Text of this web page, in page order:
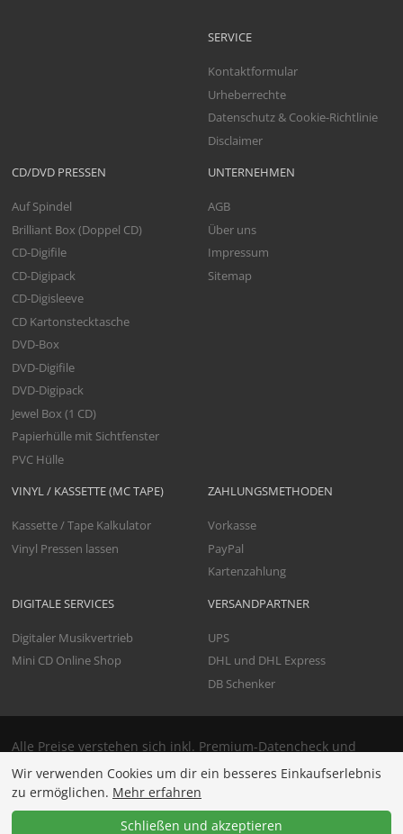
VINYL / KASSETTE (MC TAPE)
Kassette / Tape Kalkulator
Vinyl Pressen lassen
DIGITALE SERVICES
Digitaler Musikvertrieb
Mini CD Online Shop
CD/DVD PRESSEN
Auf Spindel
Brilliant Box (Doppel CD)
CD-Digifile
CD-Digipack
CD-Digisleeve
CD Kartonstecktasche
DVD-Box
DVD-Digifile
DVD-Digipack
Jewel Box (1 CD)
Papierhülle mit Sichtfenster
PVC Hülle
SERVICE
Kontaktformular
Urheberrechte
Datenschutz & Cookie-Richtlinie
Disclaimer
UNTERNEHMEN
AGB
Über uns
Impressum
Sitemap
ZAHLUNGSMETHODEN
Vorkasse
PayPal
Kartenzahlung
VERSANDPARTNER
UPS
DHL und DHL Express
DB Schenker
Alle Preise verstehen sich inkl. Premium-Datencheck und
Versand. Netto Preise werden eindeutig gekennzeichnet.
Netto-Preise richten sich nur an Unternehmen, für den
Verbraucher werden die Preise zusätzlich in Brutto
ausgewiesen (inkl. der aktuellen MwSt.)
Wir verwenden Cookies um dir ein besseres Einkaufserlebnis
zu ermöglichen. Mehr erfahren
Schließen und akzeptieren